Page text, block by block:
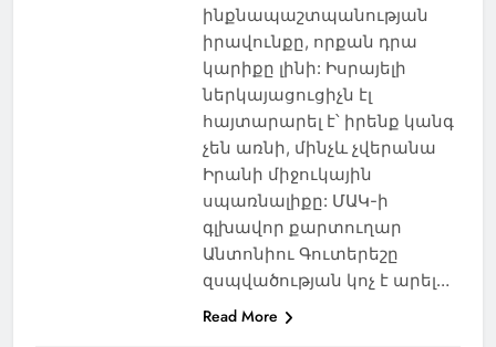
ինքնապաշտպանության
իրավունքը, որքան դրա
կարիքը լինի: Իսրայելի
ներկայացուցիչն էլ
հայտարարել է՝ իրենք կանգ
չեն առնի, մինչև չվերանա
Իրանի միջուկային
սպառնալիքը: ՄԱԿ-ի
գլխավոր քարտուղար
Անտոնիու Գուտերեշը
զսպվածության կոչ է արել…
Read More